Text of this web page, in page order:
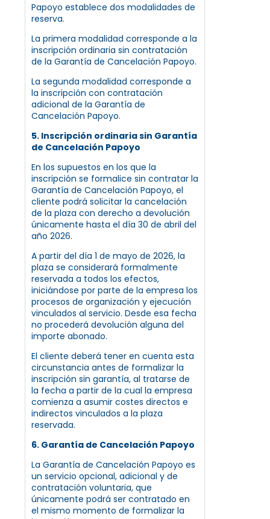
Papoyo establece dos modalidades de
reserva.
La primera modalidad corresponde a la
inscripción ordinaria sin contratación
de la Garantía de Cancelación Papoyo.
La segunda modalidad corresponde a
la inscripción con contratación
adicional de la Garantía de
Cancelación Papoyo.
5. Inscripción ordinaria sin Garantía
de Cancelación Papoyo
En los supuestos en los que la
inscripción se formalice sin contratar la
Garantía de Cancelación Papoyo, el
cliente podrá solicitar la cancelación
de la plaza con derecho a devolución
únicamente hasta el día 30 de abril del
año 2026.
A partir del día 1 de mayo de 2026, la
plaza se considerará formalmente
reservada a todos los efectos,
iniciándose por parte de la empresa los
procesos de organización y ejecución
vinculados al servicio. Desde esa fecha
no procederá devolución alguna del
importe abonado.
El cliente deberá tener en cuenta esta
circunstancia antes de formalizar la
inscripción sin garantía, al tratarse de
la fecha a partir de la cual la empresa
comienza a asumir costes directos e
indirectos vinculados a la plaza
reservada.
6. Garantía de Cancelación Papoyo
La Garantía de Cancelación Papoyo es
un servicio opcional, adicional y de
contratación voluntaria, que
únicamente podrá ser contratado en
el mismo momento de formalizar la